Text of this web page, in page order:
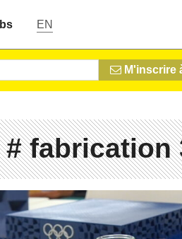
EN
M'inscrire
# fabrication